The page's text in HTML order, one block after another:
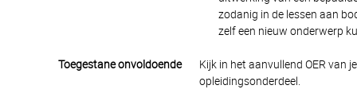
zodanig in de lessen aan
zelf een nieuw onderwerp
Toegestane onvoldoende
Kijk in het aanvullend OER van
opleidingsonderdeel.